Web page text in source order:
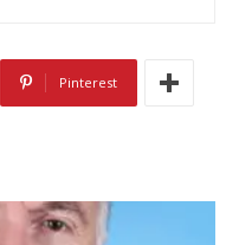
Pinterest